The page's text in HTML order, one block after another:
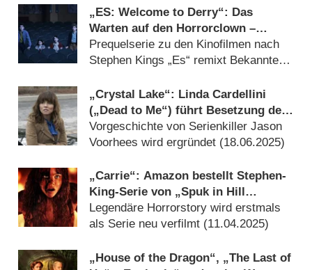
„ES: Welcome to Derry“: Das
Warten auf den Horrorclown –
Review
Prequelserie zu den Kinofilmen nach
Stephen Kings „Es“ remixt Bekanntes
26.10.2025)
„Crystal Lake“: Linda Cardellini
(„Dead to Me“) führt Besetzung des
„Freitag, der 13.“-Prequels an
Vorgeschichte von Serienkiller Jason
Voorhees wird ergründet (18.06.2025)
„Carrie“: Amazon bestellt Stephen-
King-Serie von „Spuk in Hill
House“-Macher
Legendäre Horrorstory wird erstmals
als Serie neu verfilmt (11.04.2025)
„House of the Dragon“, „The Last of